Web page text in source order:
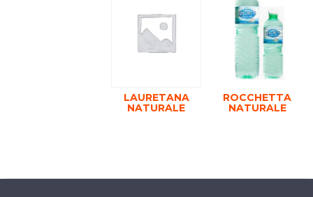
LAURETANA
NATURALE
ROCCHETTA
NATURALE